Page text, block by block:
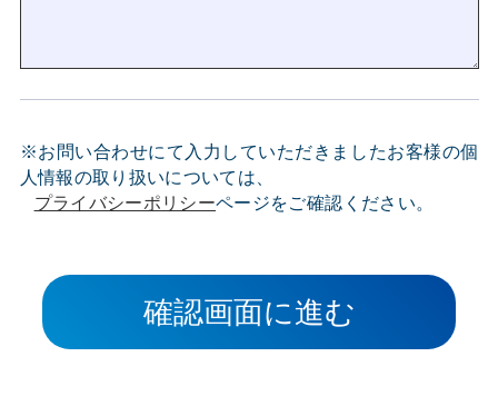
※お問い合わせにて入力していただきましたお客様の個
人情報の取り扱いについては、
プライバシーポリシーページをご確認ください。
確認画面に進む